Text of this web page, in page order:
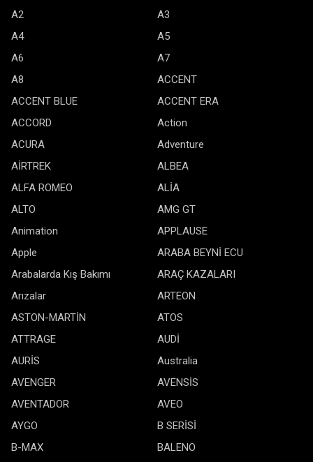
A2
A3
A4
A5
A6
A7
A8
ACCENT
ACCENT BLUE
ACCENT ERA
ACCORD
Action
ACURA
Adventure
AİRTREK
ALBEA
ALFA ROMEO
ALİA
ALTO
AMG GT
Animation
APPLAUSE
Apple
ARABA BEYNİ ECU
Arabalarda Kış Bakımı
ARAÇ KAZALARI
Arızalar
ARTEON
ASTON-MARTİN
ATOS
ATTRAGE
AUDİ
AURİS
Australia
AVENGER
AVENSİS
AVENTADOR
AVEO
AYGO
B SERİSİ
B-MAX
BALENO